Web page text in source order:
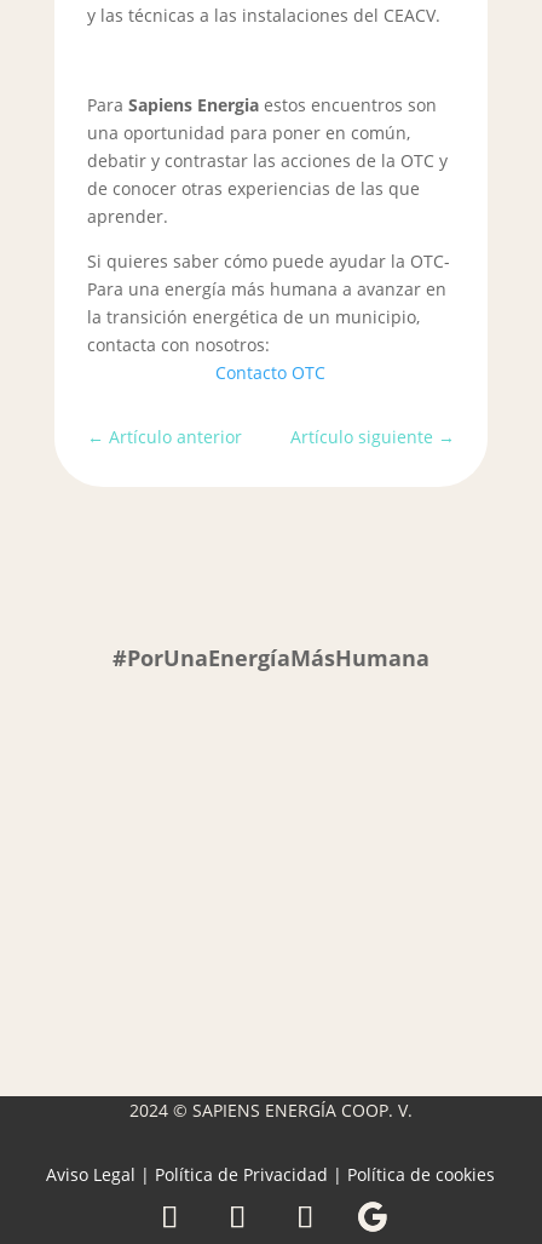
y las técnicas a las instalaciones del CEACV.
Para Sapiens Energiaestos encuentros son
una oportunidad para poner en común,
debatir y contrastar las acciones de la OTC y
de conocer otras experiencias de las que
aprender.
Si quieres saber cómo puede ayudar la OTC-
Para una energía más humana a avanzar en
la transición energética de un municipio,
contacta con nosotros:
Contacto OTC
← Artículo anterior Artículo siguiente →
#PorUnaEnergíaMásHumana
2024 © SAPIENS ENERGÍA COOP. V.
Aviso Legal | Política de Privacidad | Política de cookies